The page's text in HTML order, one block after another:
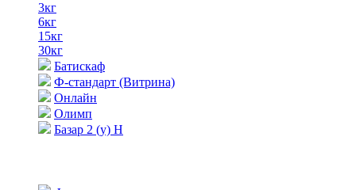
3кг
6кг
15кг
30кг
Батискаф
Ф-стандарт (Витрина)
Онлайн
Олимп
Базар 2 (у) Н